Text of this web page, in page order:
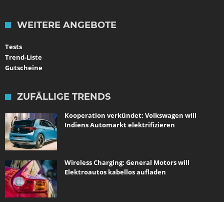
WEITERE ANGEBOTE
Tests
Trend-Liste
Gutscheine
ZUFÄLLIGE TRENDS
Kooperation verkündet: Volkswagen will
Indiens Automarkt elektrifizieren
Wireless Charging: General Motors will
Elektroautos kabellos aufladen